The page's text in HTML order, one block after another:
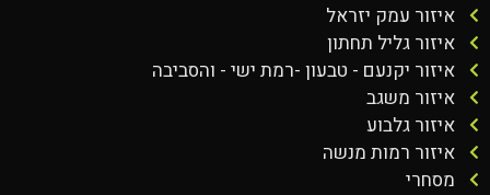
איזור עמק יזראל
איזור גליל תחתון
איזור יקנעם - טבעון -רמת ישי - והסביבה
איזור משגב
איזור גלבוע
איזור רמות מנשה
מסחרי